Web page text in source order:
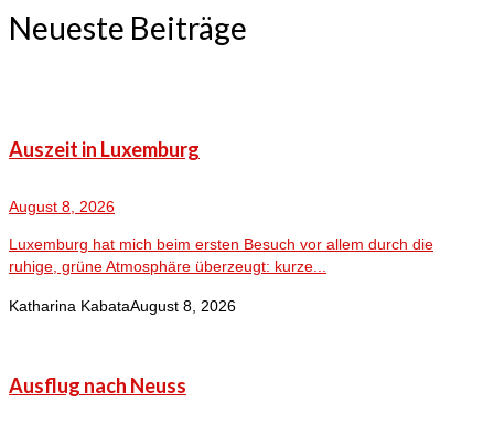
Neueste Beiträge
Auszeit in Luxemburg
August 8, 2026
Luxemburg hat mich beim ersten Besuch vor allem durch die
ruhige, grüne Atmosphäre überzeugt: kurze...
Katharina KabataAugust 8, 2026
Ausflug nach Neuss